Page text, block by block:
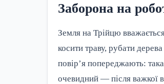
Заборона на
Земля на Трійцю
косити траву, рубати
повір’я попереджають:
очевидний — після важкої